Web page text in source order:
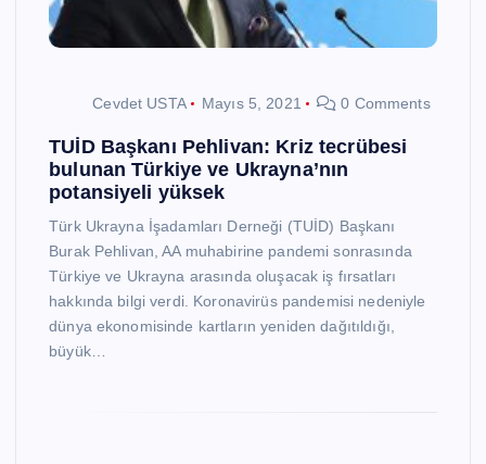
Cevdet USTA Mayıs 5, 2021 0 Comments
TUİD Başkanı Pehlivan: Kriz tecrübesi
bulunan Türkiye ve Ukrayna’nın
potansiyeli yüksek
Türk Ukrayna İşadamları Derneği (TUİD) Başkanı
Burak Pehlivan, AA muhabirine pandemi sonrasında
Türkiye ve Ukrayna arasında oluşacak iş fırsatları
hakkında bilgi verdi. Koronavirüs pandemisi nedeniyle
dünya ekonomisinde kartların yeniden dağıtıldığı,
büyük…